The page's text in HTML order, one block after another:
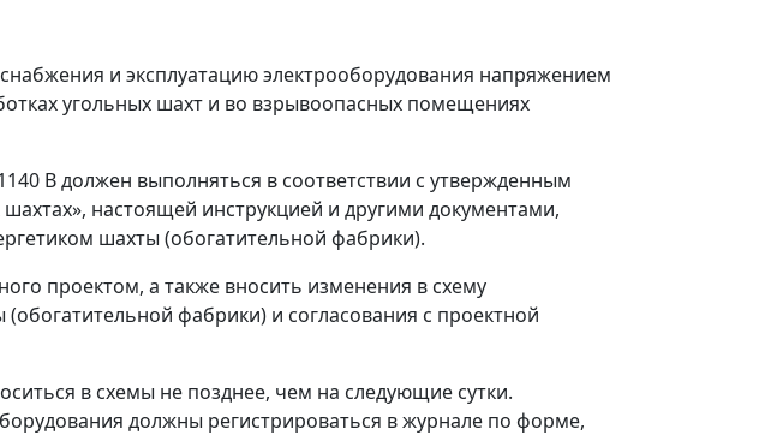
и эксплуатацию электрооборудования напряжением
угольных шахт и во взрывоопасных помещениях
В должен выполняться в соответствии с утвержденным
настоящей инструкцией и другими документами,
шахты (обогатительной фабрики).
проектом, а также вносить изменения в схему
фабрики) и согласования с проектной
в схемы не позднее, чем на следующие сутки.
должны регистрироваться в журнале по форме,